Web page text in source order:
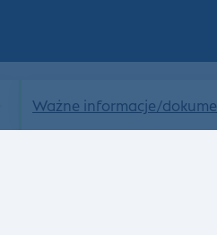
Ważne informacje/